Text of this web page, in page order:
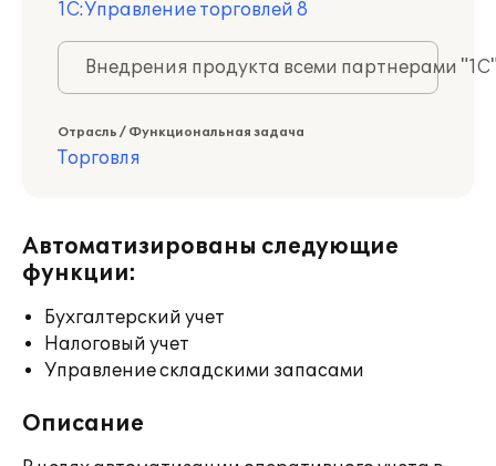
1С:Управление торговлей 8
Внедрения продукта всеми партнерами
Отрасль / Функциональная задача
Торговля
Автоматизированы следующие
функции:
Бухгалтерский учет
Налоговый учет
Управление складскими запасами
Описание